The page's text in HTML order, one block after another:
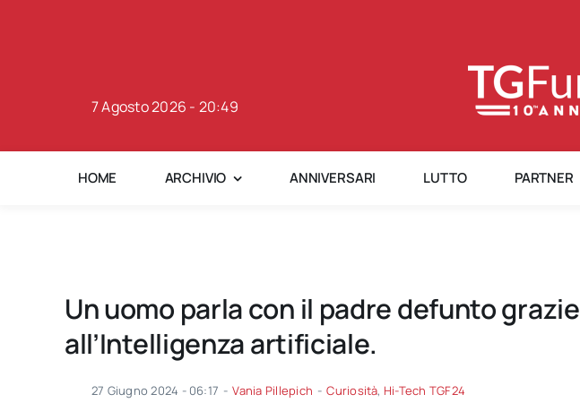
7 Agosto 2026 - 20:49
HOME ARCHIVIO ANNIVERSARI LUTTO PARTNER
Un uomo parla con il padre defunto grazie
all’Intelligenza artificiale.
27 Giugno 2024 - 06:17 - Vania Pillepich - Curiosità, Hi-Tech TGF24